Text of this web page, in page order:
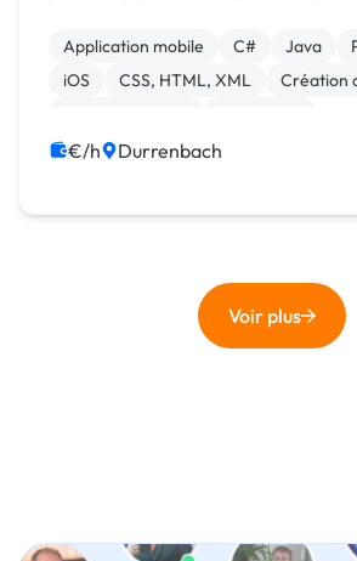
Un chef de projet/Architecte
nouvelles ...
Application mobile C# Java
iOS
CSS, HTML, XML
Création
€/h Durrenbach
Voir plus